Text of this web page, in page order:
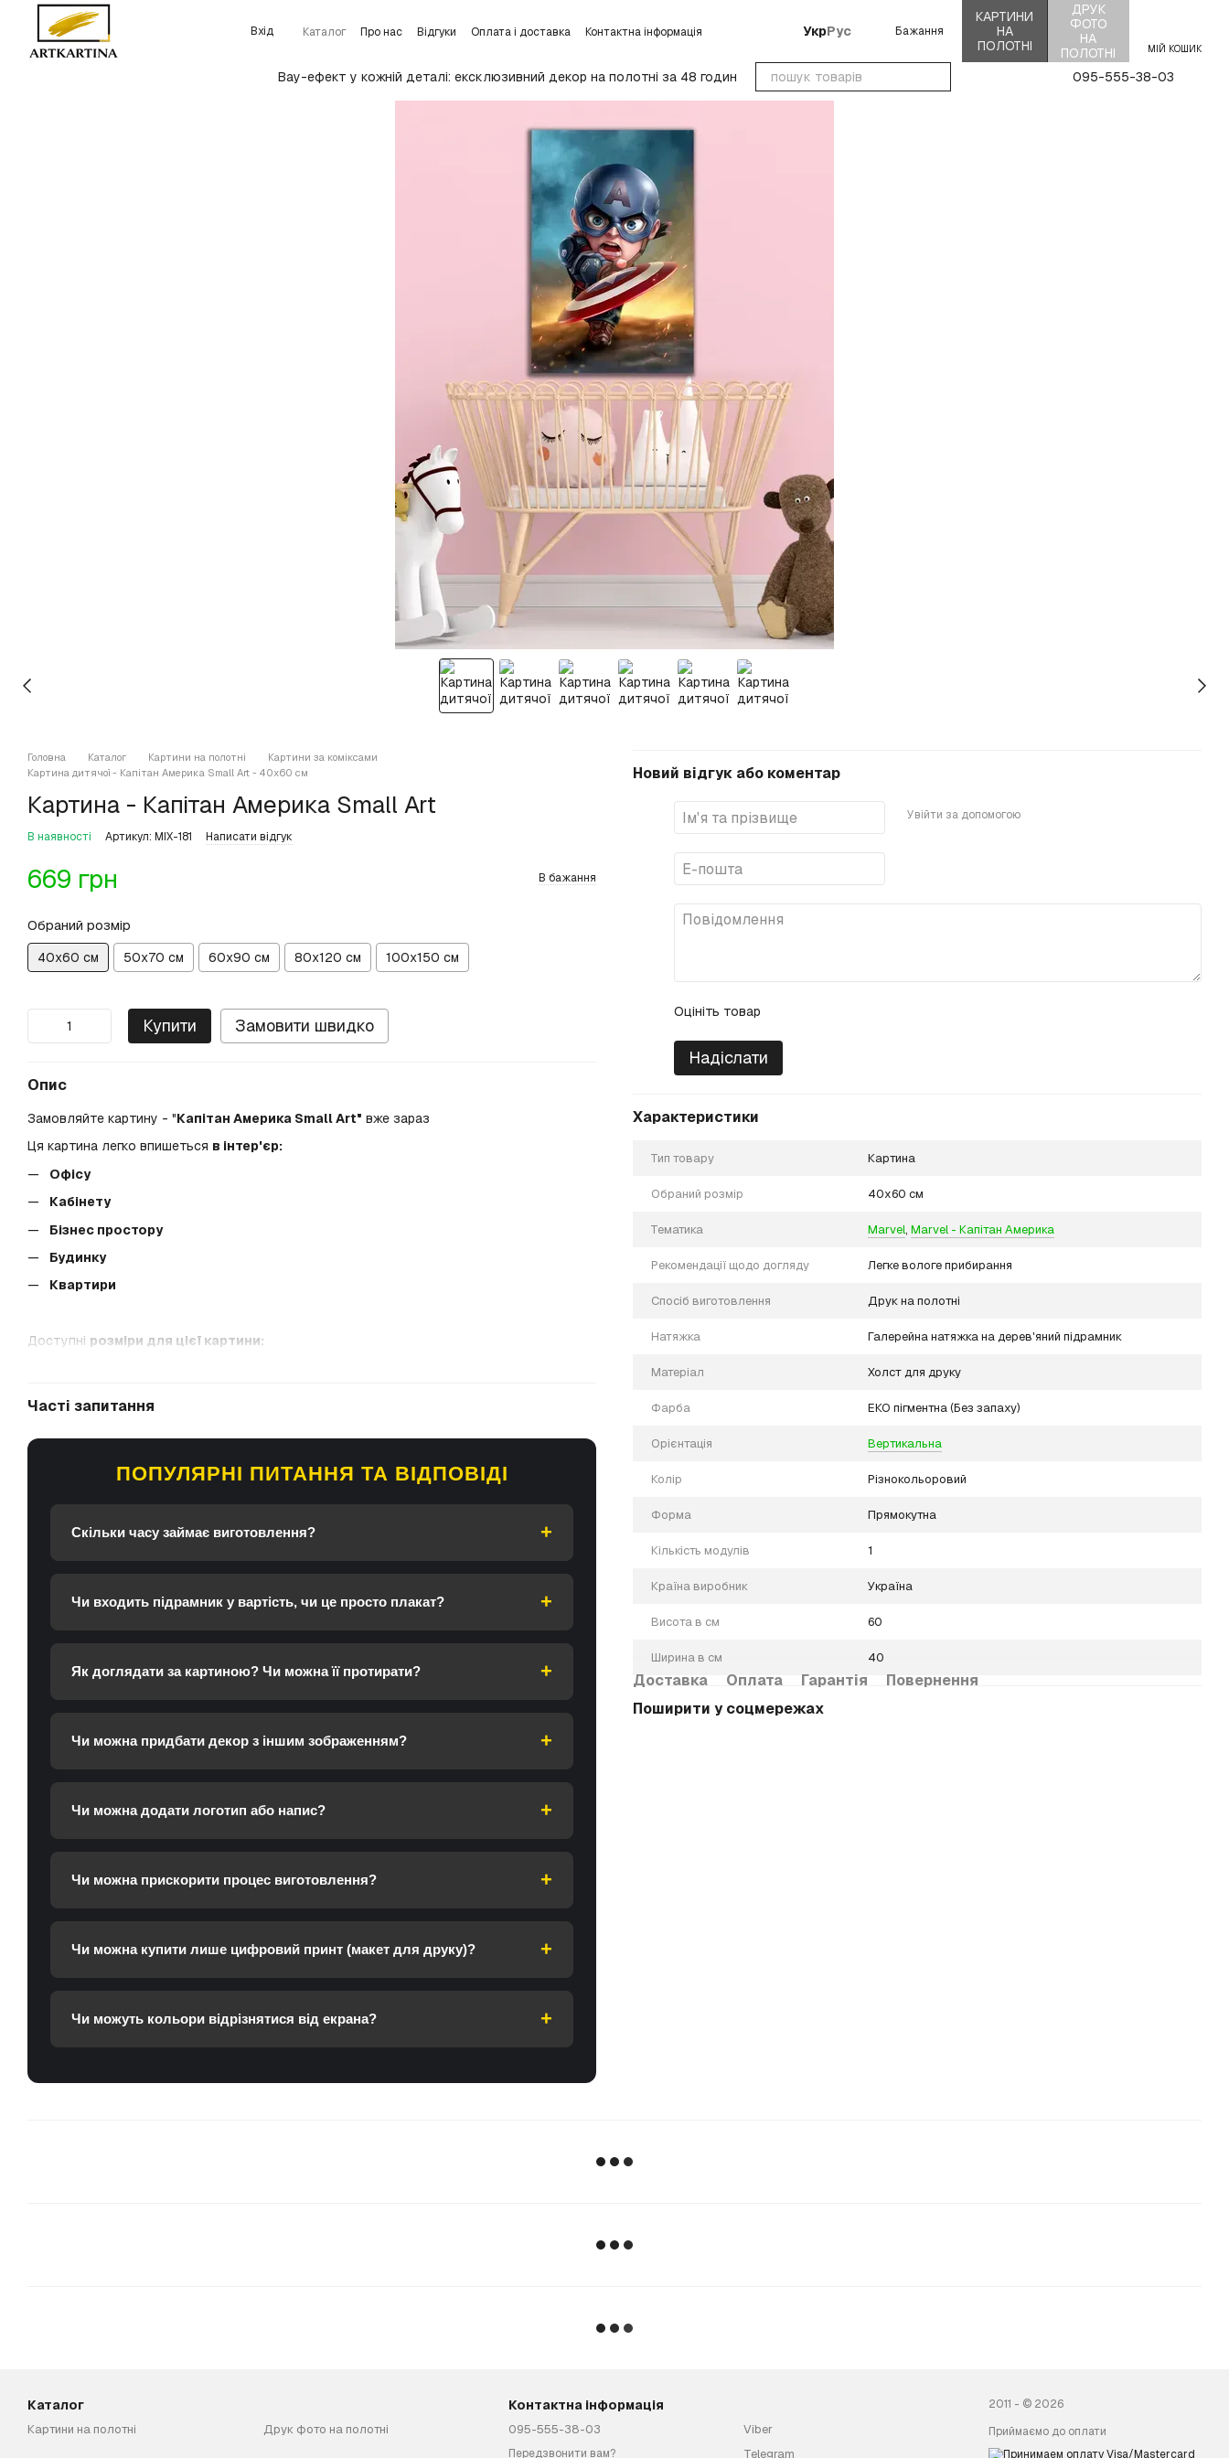
Перейти до основного контенту
Вхід Каталог Про нас Відгуки Оплата і доставка
Контактна інформація
УкрРус Бажання
КАРТИНИ
НА
ПОЛОТНІ
ДРУК
ФОТО
НА
ПОЛОТНІ
МІЙ КОШИК
Вау-ефект у кожній деталі: ексклюзивний декор на полотні за 48 годин 095-555-38-03
Головна Каталог Картини на полотні
Картини за коміксами
Картина дитячої - Капітан Америка Small Art - 40х60 см
Картина - Капітан Америка Small Art
В наявності Артикул: MIX-181 Написати відгук
669 грн В бажання
Обраний розмір
40х60 см 50х70 см 60х90 см 80х120 см 100х150 см
Купити Замовити швидко
Опис
Замовляйте картину - "Капітан Америка Small Art" вже зараз
Ця картина легко впишеться в інтер'єр:
Офісу
Кабінету
Бізнес простору
Будинку
Квартири
Доступні розміри для цієї картини:
60x90 см
Гарантуємо 100% якості:будь ласка, зв'яжіться з нами, якщо у вас є питання.
Часті запитання
ПОПУЛЯРНІ ПИТАННЯ ТА ВІДПОВІДІ
Скільки часу займає виготовлення?
Чи входить підрамник у вартість, чи це просто плакат?
Як доглядати за картиною? Чи можна її протирати?
Чи можна придбати декор з іншим зображенням?
Чи можна додати логотип або напис?
Чи можна прискорити процес виготовлення?
Чи можна купити лише цифровий принт (макет для друку)?
Чи можуть кольори відрізнятися від екрана?
Новий відгук або коментар
Увійти за допомогою
Оцініть товар
Надіслати
Характеристики
Тип товару Картина
Обраний розмір 40х60 см
Тематика Marvel, Marvel - Капітан Америка
Рекомендації щодо догляду Легке вологе прибирання
Спосіб виготовлення Друк на полотні
Натяжка Галерейна натяжка на дерев'яний підрамник
Матеріал Холст для друку
Фарба ЕКО пігментна (Без запаху)
Орієнтація Вертикальна
Колір Різнокольоровий
Форма Прямокутна
Кількість модулів 1
Країна виробник Україна
Висота в см 60
Ширина в см 40
Доставка Оплата Гарантія
Повернення
Поширити у соцмережах
Каталог
Картини на полотні Друк фото на полотні
Контактна інформація
095-555-38-03
Передзвонити вам?
Viber
Telegram
2011 - © 2026
Приймаємо до оплати